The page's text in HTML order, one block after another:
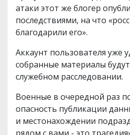
атаки этот же блогер
последствиями, на что
благодарили его».
Аккаунт пользователя уже
собранные материалы
служебном расследовании.
Военные в очередной раз
опасность публикации
и местонахождении